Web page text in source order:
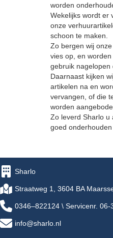
worden
Wekelijks wordt er
onze
schoon te maken.
Zo bergen wij
vies op, en
gebruik
Daarnaast kijken
artikelen na en
vervangen, of die
worden
Zo leverd Sharlo u
goed onderhouden
Sharlo
Straatweg 1, 3604 BA
0346–822124 \ Servicenr. 06-
info@sharlo.nl